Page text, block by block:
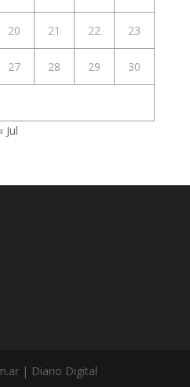
20 21 22 23
27 28 29 30
Jul
| Diario Digital